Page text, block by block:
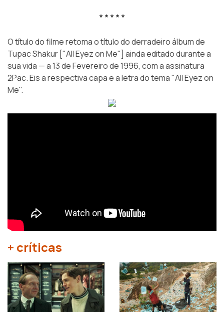
* * * * *
O título do filme retoma o título do derradeiro álbum de
Tupac Shakur ["All Eyez on Me"] ainda editado durante a
sua vida — a 13 de Fevereiro de 1996, com a assinatura
2Pac. Eis a respectiva capa e a letra do tema "All Eyez on
Me".
+ críticas